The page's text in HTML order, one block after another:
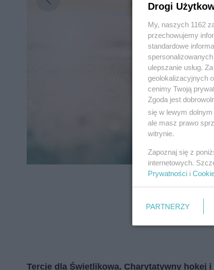
Tercje dla Świetlikowa. Charytatywny hokej
Nie zapomnij
Drogi
My, naszych 1162
przechowujemy
standardowe
ulepszanie usług.
geolokalizacyjnych
cenimy Twoją
Zgoda jest
się w lewym
ale masz prawo
witrynie.
Zapoznaj się z
internetowych.
Prywatności i
PARTNERZY